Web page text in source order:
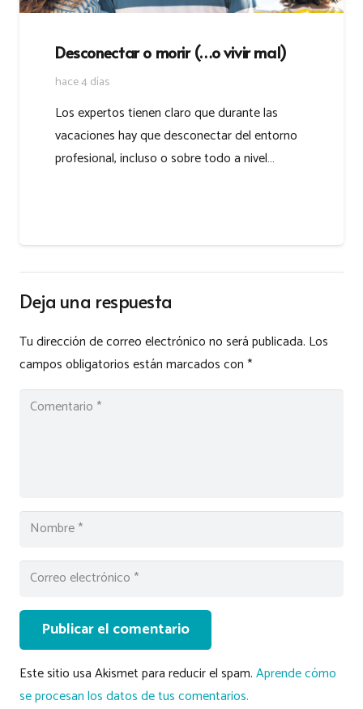
Desconectar o morir (…o vivir mal)
hace 4 días
Los expertos tienen claro que durante las
vacaciones hay que desconectar del entorno
profesional, incluso o sobre todo a nivel…
Deja una respuesta
Tu dirección de correo electrónico no será publicada. Los
campos obligatorios están marcados con*
Publicar el comentario
Este sitio usa Akismet para reducir el spam.Aprende cómo
se procesan los datos de tus comentarios.